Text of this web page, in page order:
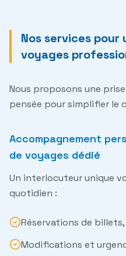
Nos services
voyages
Nous proposons une
pensée pour simplifier le
Accompagnement
de voyages dédié
Un interlocuteur unique
quotidien :
Réservations de
Modifications et